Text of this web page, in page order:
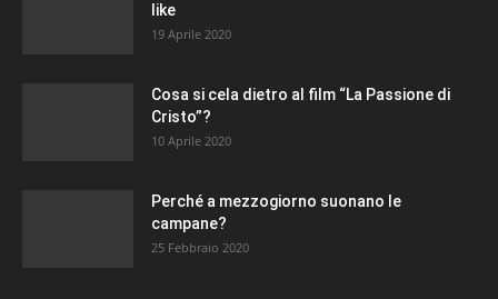
like
19 Aprile 2020
Cosa si cela dietro al film “La Passione di
Cristo”?
10 Aprile 2020
Perché a mezzogiorno suonano le
campane?
25 Febbraio 2020